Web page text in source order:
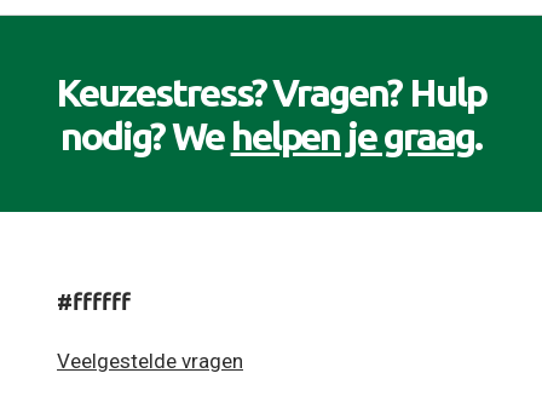
Keuzestress? Vragen? Hulp
nodig? Wehelpen je graag.
#ffffff
Veelgestelde vragen